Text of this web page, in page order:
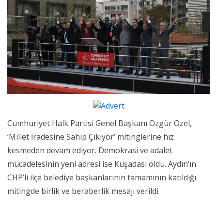
Cumhuriyet Halk Partisi Genel Başkanı Özgür Özel,
‘Millet İradesine Sahip Çıkıyor’ mitinglerine hız
kesmeden devam ediyor. Demokrasi ve adalet
mücadelesinin yeni adresi ise Kuşadası oldu. Aydın’ın
CHP’li ilçe belediye başkanlarının tamamının katıldığı
mitingde birlik ve beraberlik mesajı verildi.